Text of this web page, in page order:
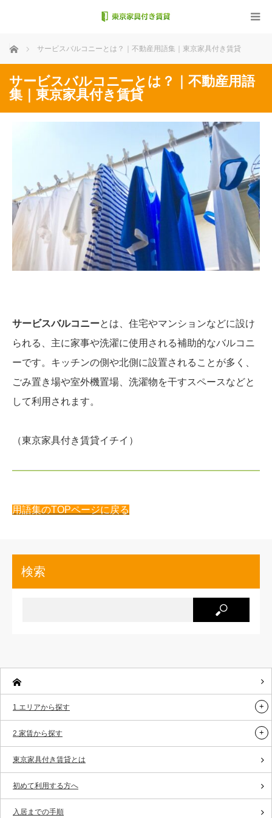
ホーム サービスバルコニーとは？｜不動産用語集｜東京家具付き賃貸
サービスバルコニーとは？｜不動産用語
集｜東京家具付き賃貸
サービスバルコニーとは、住宅やマンションなどに設け
られる、主に家事や洗濯に使用される補助的なバルコニ
ーです。キッチンの側や北側に設置されることが多く、
ごみ置き場や室外機置場、洗濯物を干すスペースなどと
して利用されます。
（東京家具付き賃貸イチイ）
用語集のTOPページに戻る
検索
1.エリアから探す
2.家賃から探す
東京家具付き賃貸とは
初めて利用する方へ
入居までの手順